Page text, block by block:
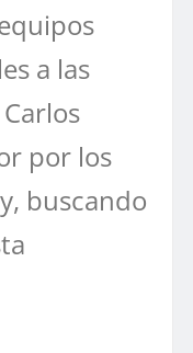
a las
por los
buscando